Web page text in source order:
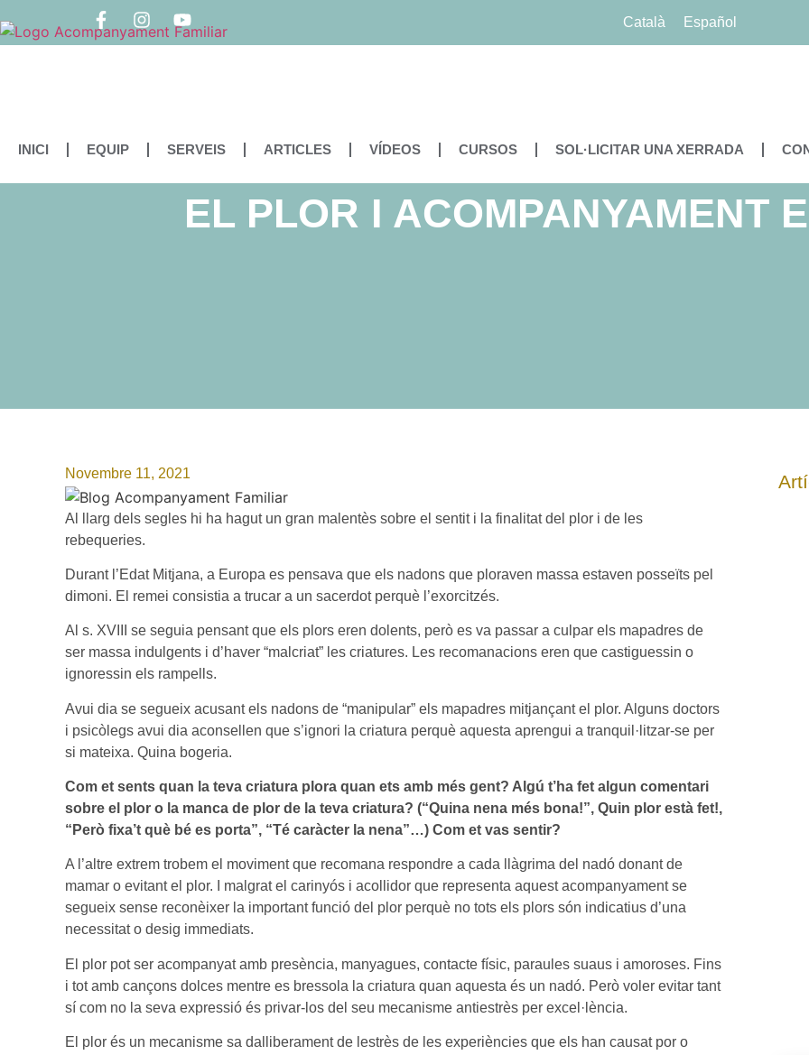
Català Español
INICI EQUIP SERVEIS ARTICLES VÍDEOS CURSOS SOL·LICITAR UNA XERRADA
EL PLOR I ACOMPANYAMENT
Novembre 11, 2021
Al llarg dels segles hi ha hagut un gran malentès sobre el sentit i la finalitat del plor i de les
rebequeries.
Durant l’Edat Mitjana, a Europa es pensava que els nadons que ploraven massa estaven posseïts pel
dimoni. El remei consistia a trucar a un sacerdot perquè l’exorcitzés.
Al s. XVIII se seguia pensant que els plors eren dolents, però es va passar a culpar els mapadres de
ser massa indulgents i d’haver “malcriat” les criatures. Les recomanacions eren que castiguessin o
ignoressin els rampells.
Avui dia se segueix acusant els nadons de “manipular” els mapadres mitjançant el plor. Alguns doctors
i psicòlegs avui dia aconsellen que s’ignori la criatura perquè aquesta aprengui a tranquil·litzar-se per
si mateixa. Quina bogeria.
Com et sents quan la teva criatura plora quan ets amb més gent? Algú t’ha fet algun comentari
sobre el plor o la manca de plor de la teva criatura? (“Quina nena més bona!”, Quin plor està fet!,
“Però fixa’t què bé es porta”, “Té caràcter la nena”…) Com et vas sentir?
A l’altre extrem trobem el moviment que recomana respondre a cada llàgrima del nadó donant de
mamar o evitant el plor. I malgrat el carinyós i acollidor que representa aquest acompanyament se
segueix sense reconèixer la important funció del plor perquè no tots els plors són indicatius d’una
necessitat o desig immediats.
El plor pot ser acompanyat amb presència, manyagues, contacte físic, paraules suaus i amoroses. Fins
i tot amb cançons dolces mentre es bressola la criatura quan aquesta és un nadó. Però voler evitar tant
sí com no la seva expressió és privar-los del seu mecanisme antiestrès per excel·lència.
El plor és un mecanisme sa dalliberament de lestrès de les experiències que els han causat por o